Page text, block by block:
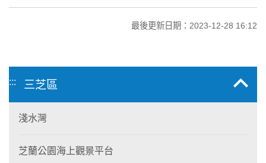
最後更新日期：2023-12-28 16:12
::: 三芝區
淺水灣
芝蘭公園海上觀景平台